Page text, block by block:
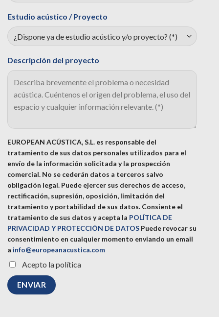
Estudio acústico / Proyecto
Descripción del proyecto
EUROPEAN ACÚSTICA, S.L. es responsable del
tratamiento de sus datos personales utilizados para el
envío de la información solicitada y la prospección
comercial. No se cederán datos a terceros salvo
obligación legal. Puede ejercer sus derechos de acceso,
rectificación, supresión, oposición, limitación del
tratamiento y portabilidad de sus datos. Consiente el
tratamiento de sus datos y acepta la POLÍTICA DE
PRIVACIDAD Y PROTECCIÓN DE DATOS Puede revocar su
consentimiento en cualquier momento enviando un email
a info@europeanacustica.com
Acepto la política